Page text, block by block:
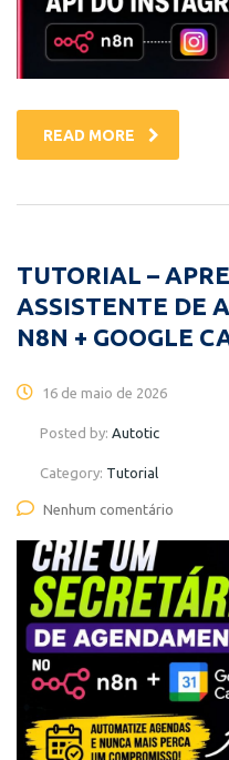
READ MORE
TUTORIAL –
ASSISTENTE DE
N8N + GOOGLE
16 de maio de 2026
Posted by: Autotic
Category: Tutorial
Nenhum comentário